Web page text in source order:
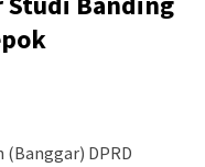
(Banggar) DPRD